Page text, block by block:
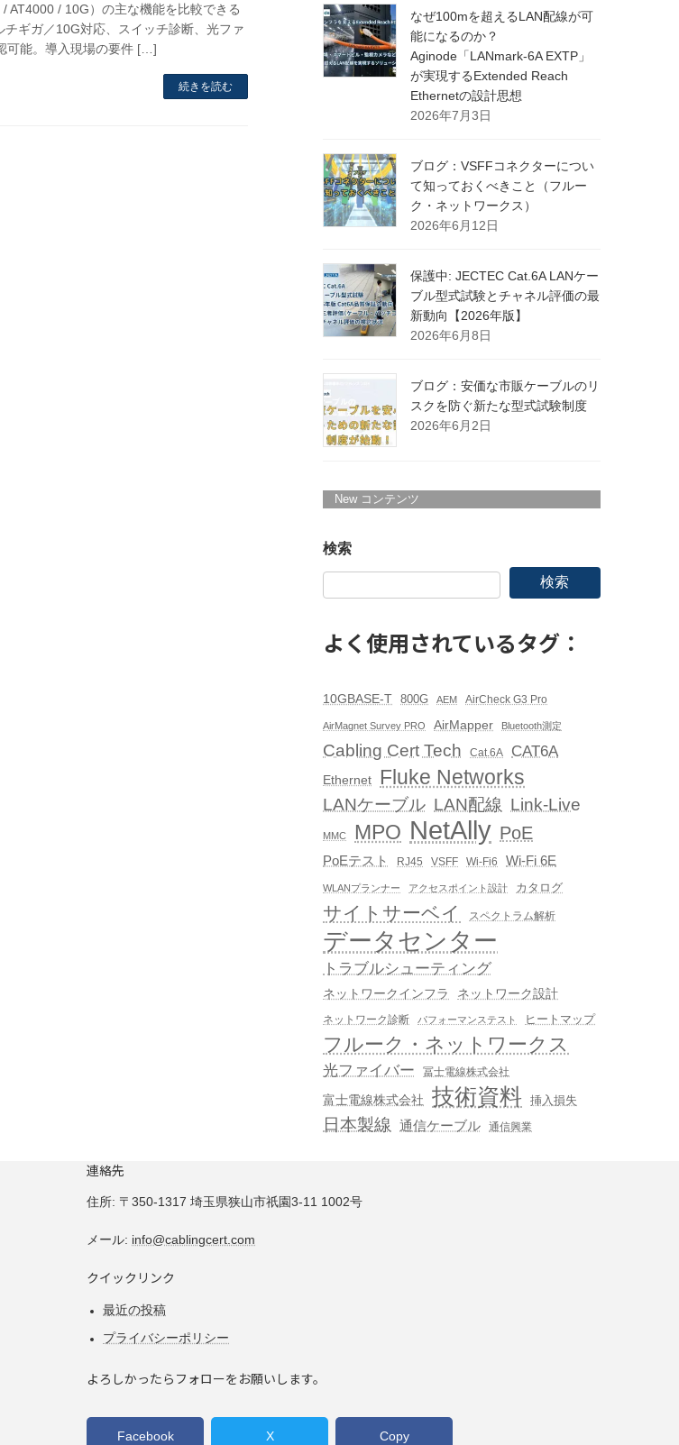
AT4000 / 10G）の主な機能を比較できる
ギガ／10G対応、スイッチ診断、光ファ
可能。導入現場の要件 […]
続きを読む
なぜ100mを超えるLAN配線が可
能になるのか？
Aginode「LANmark-6A EXTP」
が実現するExtended Reach
Ethernetの設計思想
2026年7月3日
ブログ：VSFFコネクターについ
て知っておくべきこと（フルー
ク・ネットワークス）
2026年6月12日
保護中: JECTEC Cat.6A LANケー
ブル型式試験とチャネル評価の最
新動向【2026年版】
2026年6月8日
ブログ：安価な市販ケーブルのリ
スクを防ぐ新たな型式試験制度
2026年6月2日
New コンテンツ
検索
検索
よく使用されているタグ：
10GBASE-T 800G AEM AirCheck G3 Pro
AirMagnet Survey PRO AirMapper Bluetooth測定
Cabling Cert Tech Cat.6A CAT6A
Ethernet Fluke Networks
LANケーブル LAN配線 Link-Live
MMC MPO NetAlly PoE
PoEテスト RJ45 VSFF Wi-Fi6 Wi-Fi 6E
WLANプランナー アクセスポイント設計 カタログ
サイトサーベイ スペクトラム解析
データセンター
トラブルシューティング
ネットワークインフラ ネットワーク設計
ネットワーク診断 パフォーマンステスト ヒートマップ
フルーク・ネットワークス
光ファイバー 冨士電線株式会社
富士電線株式会社 技術資料 挿入損失
日本製線 通信ケーブル 通信興業
連絡先
住所: 〒350-1317 埼玉県狭山市祇園3-11 1002号
メール: info@cablingcert.com
クイックリンク
最近の投稿
プライバシーポリシー
よろしかったらフォローをお願いします。
Facebook X Copy